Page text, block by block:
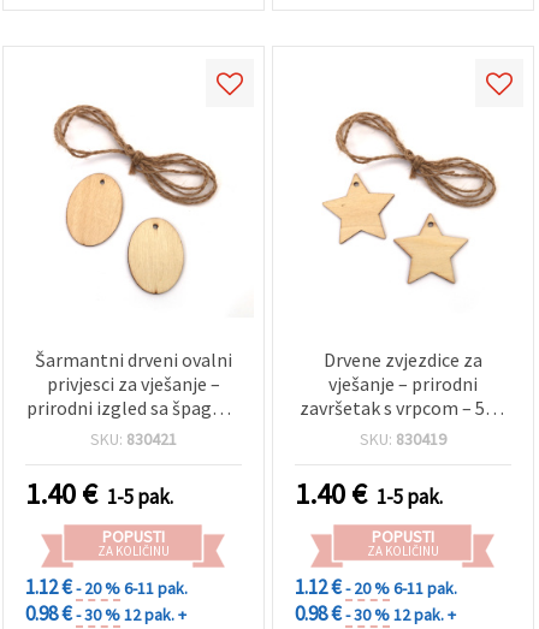
Šarmantni drveni ovalni
privjesci za vješanje –
prirodni izgled sa špagom
– 50x3 mm, pakiranje 6
radove, etikete za
poklone i dekoracije
SKU: 830421
1.40€ 1-5 pak.
POPUSTI
ZA KOLIČINU
1.12 €- 20 %6-11 pak.
0.98 €- 30 %12 pak. +
Drvene zvjezdice za
vješanje – prirodni
završetak s vrpcom – 50 x
3 mm, pakiranje od 6 – za
kreativni dekor
SKU: 830419
1.40€ 1-5 pak.
POPUSTI
ZA KOLIČINU
1.12 €- 20 %6-11 pak.
0.98 €- 30 %12 pak. +